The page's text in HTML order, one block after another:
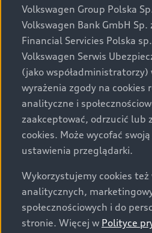
przewidzianej na rynek polski.
mogą przedstawiać
za dopłatą. Wiążące ustalenie
specyfikacji pojazdu następują
określenie parametrów
świadectwo homologacji typu
sobie prawo do zmian i
prezentowane na stronie są
zamieszczania. W celu
informacji prosimy
Audi.
Wszystkie produkowane
są wykonywane z materiałów
względem możliwości odzysku
określone w normie ISO 22628
Volkswagen Group Polska
Volkswagen Bank GmbH Sp.
Financial Servicies Polska
Volkswagen Serwis
(jako współadministratorzy)
wyrażenia zgody na cookies
analityczne i
zaakceptować, odrzucić lub
cookies. Może wycofać
ustawienia przeglądarki.
Wykorzystujemy cookies też
analitycznych,
społecznościowych i do
stronie. Więcej w Polityce